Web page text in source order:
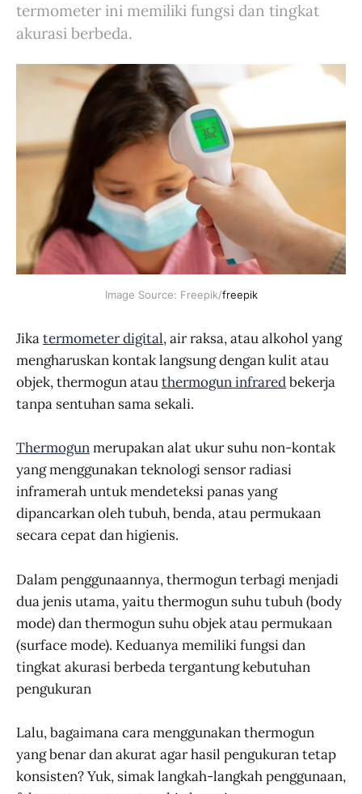
termometer ini memiliki fungsi dan tingkat
akurasi berbeda.
Image Source: Freepik/freepik
Jikatermometer digital, air raksa, atau alkohol yang
mengharuskan kontak langsung dengan kulit atau
objek, thermogun atauthermogun infraredbekerja
tanpa sentuhan sama sekali.
Thermogunmerupakan alat ukur suhu non-kontak
yang menggunakan teknologi sensor radiasi
inframerah untuk mendeteksi panas yang
dipancarkan oleh tubuh, benda, atau permukaan
secara cepat dan higienis.
Dalam penggunaannya, thermogun terbagi menjadi
dua jenis utama, yaitu thermogun suhu tubuh (body
mode) dan thermogun suhu objek atau permukaan
(surface mode). Keduanya memiliki fungsi dan
tingkat akurasi berbeda tergantung kebutuhan
pengukuran
Lalu, bagaimana cara menggunakan thermogun
yang benar dan akurat agar hasil pengukuran tetap
konsisten? Yuk, simak langkah-langkah penggunaan,